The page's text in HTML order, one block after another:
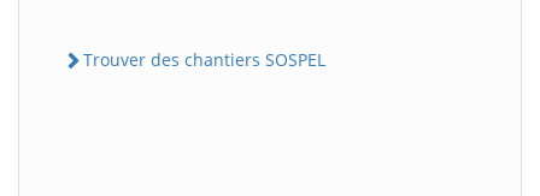
Trouver des chantiers SOSPEL